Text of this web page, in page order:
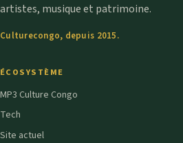
artistes, musique et patrimoine.
Culturecongo, depuis 2015.
ÉCOSYSTÈME
MP3 Culture Congo
Tech
Site actuel